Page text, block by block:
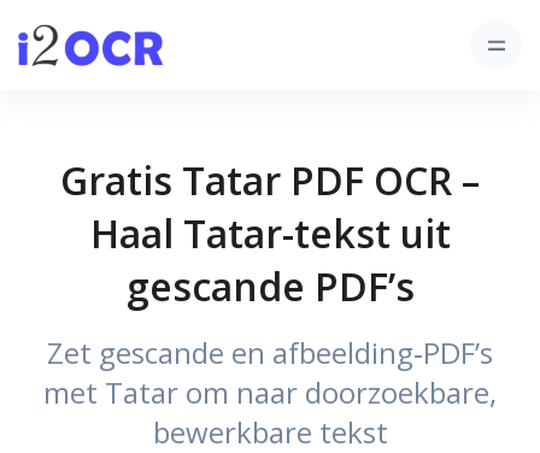
Gratis Tatar PDF OCR –
Haal Tatar-tekst uit
gescande PDF’s
Zet gescande en afbeelding‑PDF’s
met Tatar om naar doorzoekbare,
bewerkbare tekst